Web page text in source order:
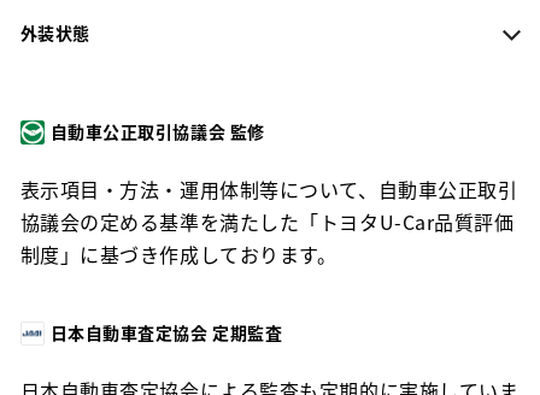
外装状態
自動車公正取引協議会 監修
表示項目・方法・運用体制等について、自動車公正取引
協議会の定める基準を満たした「トヨタU-Car品質評価
制度」に基づき作成しております。
日本自動車査定協会 定期監査